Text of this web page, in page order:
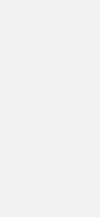
кода.